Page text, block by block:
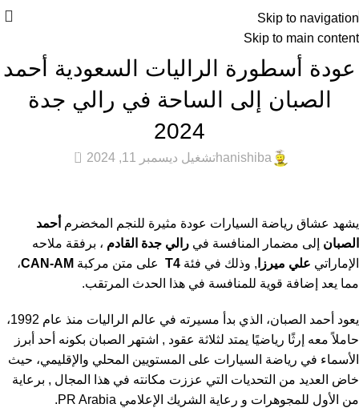
Skip to navigation
Skip to main content
عودة أسطورة الراليات السعودية أحمد
الصبان إلى الساحة في رالي جدة
2024
hanishibaتشغيل ديسمبر 11, 2024 0
يشهد عشاق رياضة السيارات عودة مثيرة للنجم المخضرم أحمد
الصبان إلى مضمار المنافسة في رالي جدة القادم ، برفقة ملاحه
الإماراتي علي ميرزا , وذلك في فئة T4 على متن مركبة CAN-AM،
مما يعد إضافة قوية للمنافسة في هذا الحدث المرتقب.
يعود أحمد الصبان، الذي بدأ مسيرته في عالم الراليات منذ عام 1992،
حاملاً معه إرثًا رياضيًا يمتد لثلاثة عقود , اشتهر الصبان بكونه أحد أبرز
الأسماء في رياضة السيارات على المستويين المحلي والإقليمي، حيث
خاض العديد من التحديات التي عززت مكانته في هذا المجال , برعاية
من الأول للمجوهرات و رعاية الشريك الإعلامي PR Arabia.